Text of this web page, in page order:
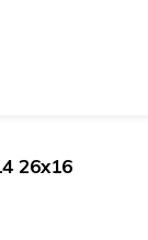
26x16